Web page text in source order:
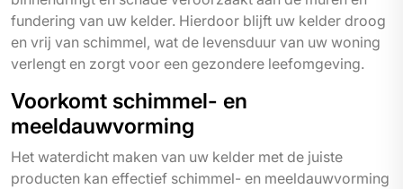
fundering van uw kelder. Hierdoor blijft uw kelder droog
en vrij van schimmel, wat de levensduur van uw woning
verlengt en zorgt voor een gezondere leefomgeving.
Voorkomt schimmel- en
meeldauwvorming
Het waterdicht maken van uw kelder met de juiste
producten kan effectief schimmel- en meeldauwvorming